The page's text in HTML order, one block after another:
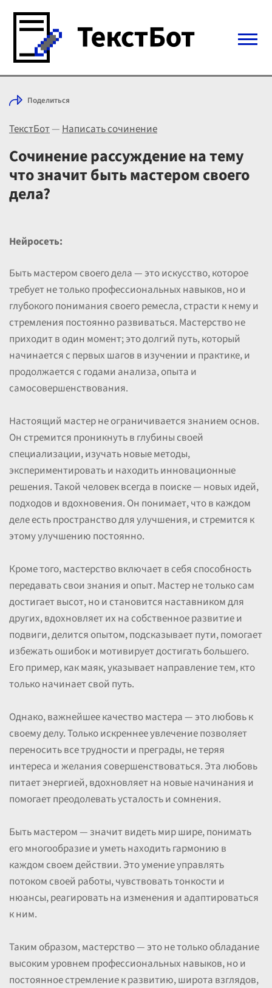
Войти с Telegram
Выбрать режим
Цены
Поделиться
ТекстБот—Написать сочинение
Сочинение рассуждение на тему
что значит быть мастером своего
дела?
Нейросеть:
Быть мастером своего дела — это искусство, которое
требует не только профессиональных навыков, но и
глубокого понимания своего ремесла, страсти к нему и
стремления постоянно развиваться. Мастерство не
приходит в один момент; это долгий путь, который
начинается с первых шагов в изучении и практике, и
продолжается с годами анализа, опыта и
самосовершенствования.
Настоящий мастер не ограничивается знанием основ.
Он стремится проникнуть в глубины своей
специализации, изучать новые методы,
экспериментировать и находить инновационные
решения. Такой человек всегда в поиске — новых идей,
подходов и вдохновения. Он понимает, что в каждом
деле есть пространство для улучшения, и стремится к
этому улучшению постоянно.
Кроме того, мастерство включает в себя способность
передавать свои знания и опыт. Мастер не только сам
достигает высот, но и становится наставником для
других, вдохновляет их на собственное развитие и
подвиги, делится опытом, подсказывает пути, помогает
избежать ошибок и мотивирует достигать большего.
Его пример, как маяк, указывает направление тем, кто
только начинает свой путь.
Однако, важнейшее качество мастера — это любовь к
своему делу. Только искреннее увлечение позволяет
переносить все трудности и преграды, не теряя
интереса и желания совершенствоваться. Эта любовь
питает энергией, вдохновляет на новые начинания и
помогает преодолевать усталость и сомнения.
Быть мастером — значит видеть мир шире, понимать
его многообразие и уметь находить гармонию в
каждом своем действии. Это умение управлять
потоком своей работы, чувствовать тонкости и
нюансы, реагировать на изменения и адаптироваться
к ним.
Таким образом, мастерство — это не только обладание
высоким уровнем профессиональных навыков, но и
постоянное стремление к развитию, широта взглядов,